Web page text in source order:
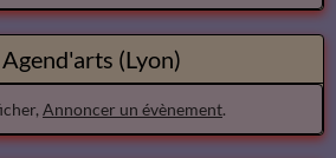
(Lyon)
Annoncer un évènement.